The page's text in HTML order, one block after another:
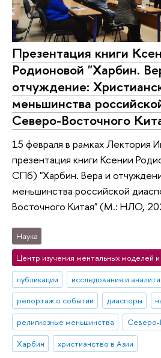
Презентация книги
Родионовой "Харбин.
отчуждение:
меньшинства
Северо-Восточного
15 февраля в рамках Лектория
презентация книги Ксении
СПб) "Харбин. Вера и
меньшинства российской
Восточного Китая" (М.: НЛО,
Наука
Центр изучения ментальных моделей
публикации
исследования и
репортаж о событии
диаспоры
религиозные меньшинства
Северо-
Харбин
христианство в Азии